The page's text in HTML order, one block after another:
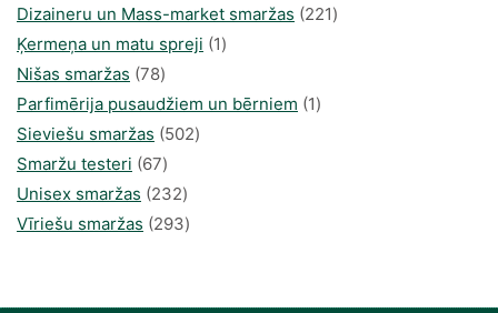
produkti
Dizaineru un Mass-market smaržas 221221
Ķermeņa un matu spreji 11
Nišas smaržas 7878
produkts
Parfimērija pusaudžiem un bērniem 11
Sieviešu smaržas 502502
Smaržu testeri 6767
produkts
Unisex smaržas 232232
produkts
Vīriešu smaržas 293293